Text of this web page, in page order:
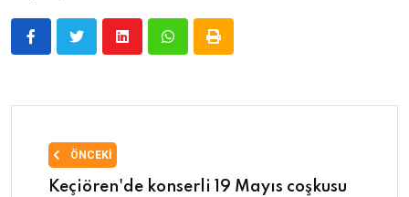
ÖNCEKI
Keçiören'de konserli 19 Mayıs coşkusu